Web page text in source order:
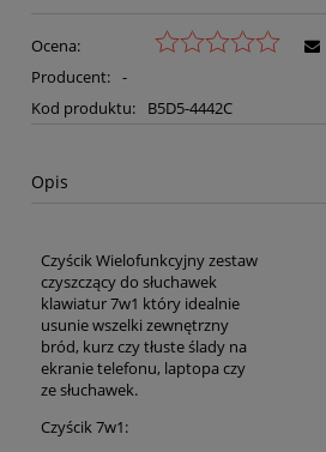
Ocena:
Producent: -
Kod produktu:
B5D5-4442C
Opis
Czyścik Wielofunkcyjny zestaw
czyszczący do słuchawek
klawiatur 7w1 który idealnie
usunie wszelki zewnętrzny
bród, kurz czy tłuste ślady na
ekranie telefonu, laptopa czy
ze słuchawek.
Czyścik 7w1: